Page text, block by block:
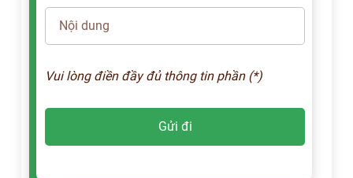
Vui lòng điền đầy đủ thông tin phần (*)